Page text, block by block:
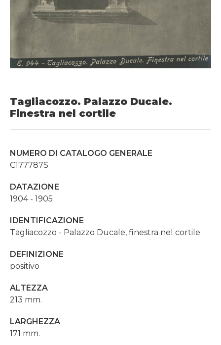
Tagliacozzo. Palazzo Ducale.
Finestra nel cortile
NUMERO DI CATALOGO GENERALE
C177787S
DATAZIONE
1904 - 1905
IDENTIFICAZIONE
Tagliacozzo - Palazzo Ducale, finestra nel cortile
DEFINIZIONE
positivo
ALTEZZA
213 mm.
LARGHEZZA
171 mm.